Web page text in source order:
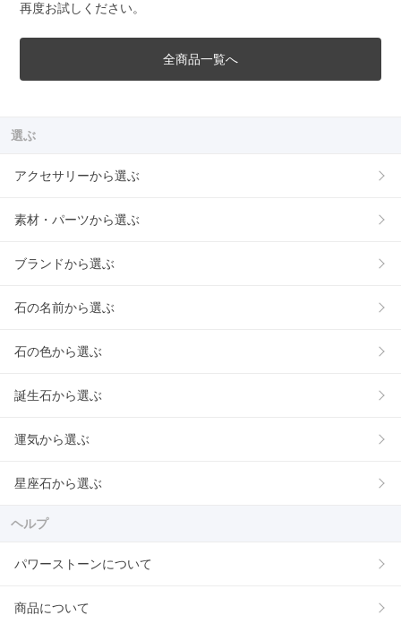
再度お試しください。
全商品一覧へ
選ぶ
アクセサリーから選ぶ
素材・パーツから選ぶ
ブランドから選ぶ
石の名前から選ぶ
石の色から選ぶ
誕生石から選ぶ
運気から選ぶ
星座石から選ぶ
ヘルプ
パワーストーンについて
商品について